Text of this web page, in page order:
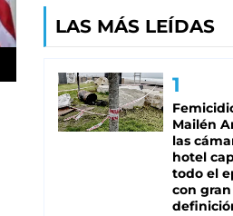
LAS MÁS LEÍDAS
Mailén
las
hotel
todo el
con gran